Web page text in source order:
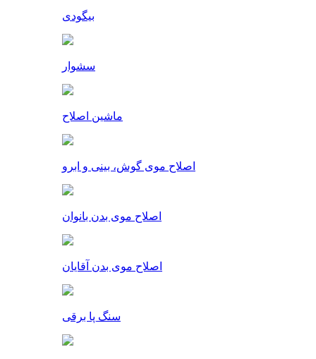
بیگودی
سشوار
ماشین اصلاح
اصلاح موی گوش، بینی و ابرو
اصلاح موی بدن بانوان
اصلاح موی بدن آقایان
سنگ پا برقی